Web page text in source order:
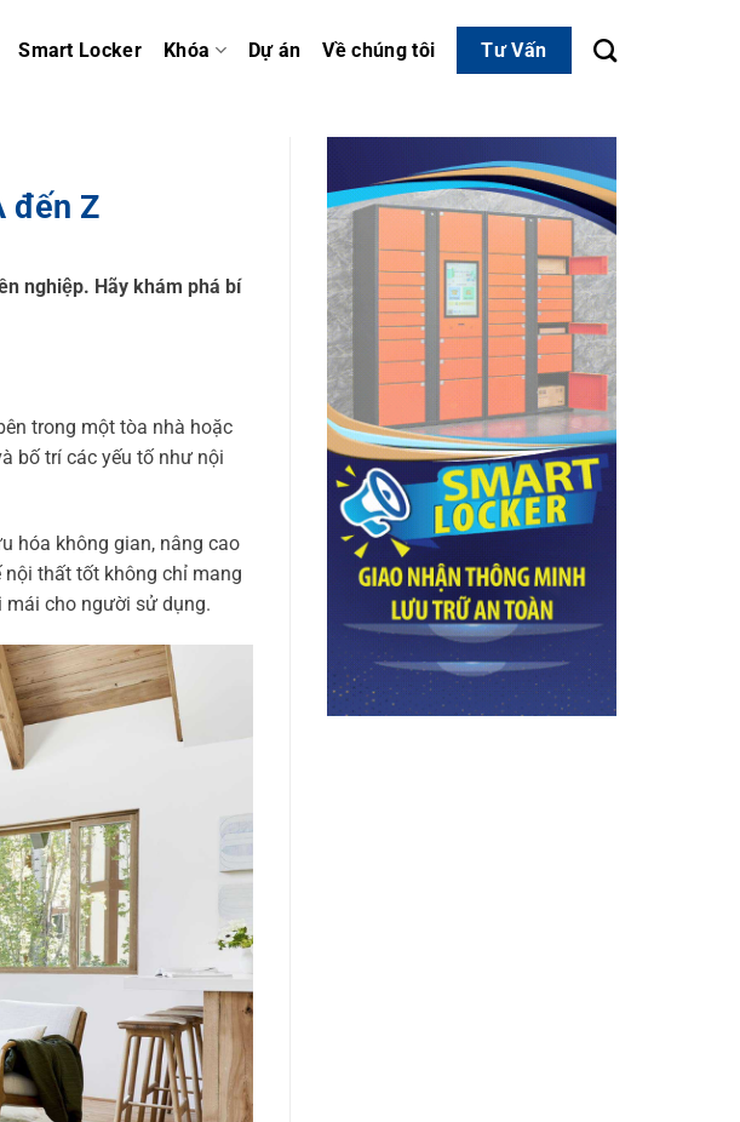
Smart Locker Khóa Dự án Về chúng tôi Tư Vấn
đến Z
nghiệp. Hãy khám phá bí
trong một tòa nhà hoặc
bố trí các yếu tố như nội
hóa không gian, nâng cao
thất tốt không chỉ mang
cho người sử dụng.